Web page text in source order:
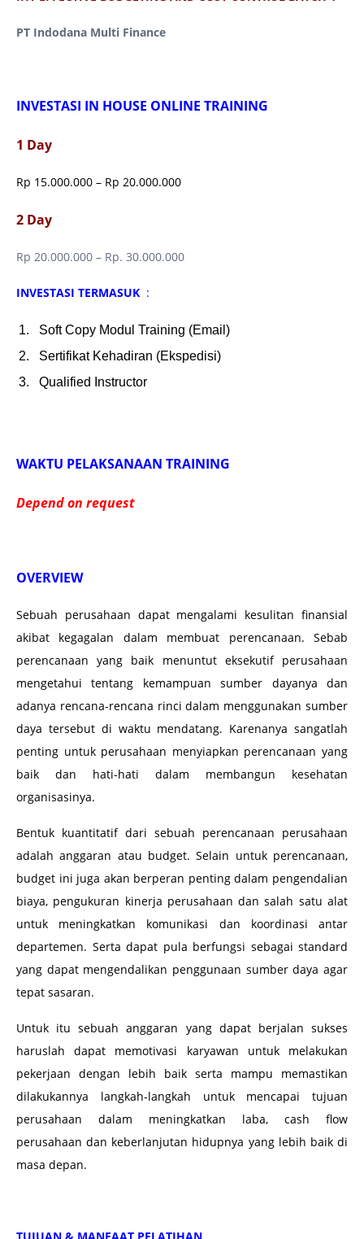
PT Indodana Multi Finance
INVESTASI IN HOUSE ONLINE TRAINING
1 Day
Rp 15.000.000 – Rp 20.000.000
2 Day
Rp 20.000.000 – Rp. 30.000.000
INVESTASI TERMASUK :
Soft Copy Modul Training (Email)
Sertifikat Kehadiran (Ekspedisi)
Qualified Instructor
WAKTU PELAKSANAAN TRAINING
Depend on request
OVERVIEW
Sebuah perusahaan dapat mengalami kesulitan finansial
akibat kegagalan dalam membuat perencanaan. Sebab
perencanaan yang baik menuntut eksekutif perusahaan
mengetahui tentang kemampuan sumber dayanya dan
adanya rencana-rencana rinci dalam menggunakan sumber
daya tersebut di waktu mendatang. Karenanya sangatlah
penting untuk perusahaan menyiapkan perencanaan yang
baik dan hati-hati dalam membangun kesehatan
organisasinya.
Bentuk kuantitatif dari sebuah perencanaan perusahaan
adalah anggaran atau budget. Selain untuk perencanaan,
budget ini juga akan berperan penting dalam pengendalian
biaya, pengukuran kinerja perusahaan dan salah satu alat
untuk meningkatkan komunikasi dan koordinasi antar
departemen. Serta dapat pula berfungsi sebagai standard
yang dapat mengendalikan penggunaan sumber daya agar
tepat sasaran.
Untuk itu sebuah anggaran yang dapat berjalan sukses
haruslah dapat memotivasi karyawan untuk melakukan
pekerjaan dengan lebih baik serta mampu memastikan
dilakukannya langkah-langkah untuk mencapai tujuan
perusahaan dalam meningkatkan laba, cash flow
perusahaan dan keberlanjutan hidupnya yang lebih baik di
masa depan.